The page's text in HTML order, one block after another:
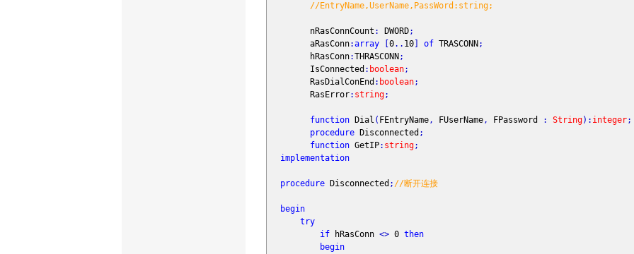
//EntryName,UserName,PassWord:string;
nRasConnCount : DWORD;
aRasConn:array 0. . 10 of TRASCONN ;
hRasConn:THRASCONN ;
IsConnected : boolean;
RasDialConEnd : boolean;
RasError: string;
function Dial ( FEntryName, FUserName, FPassword : String) : integer;
procedure Disconnected ;
function GetIP: string;
implementation
procedure Disconnected ; //断开连接
begin
try
if hRasConn <> 0 then
begin